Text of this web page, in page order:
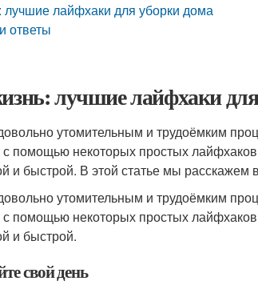
лайфхаки для уборки дома
ответы
лучшие лайфхаки
утомительным и трудоёмким
помощью некоторых простых
и быстрой. В этой статье мы
утомительным и трудоёмким
помощью некоторых простых
и быстрой.
свой день